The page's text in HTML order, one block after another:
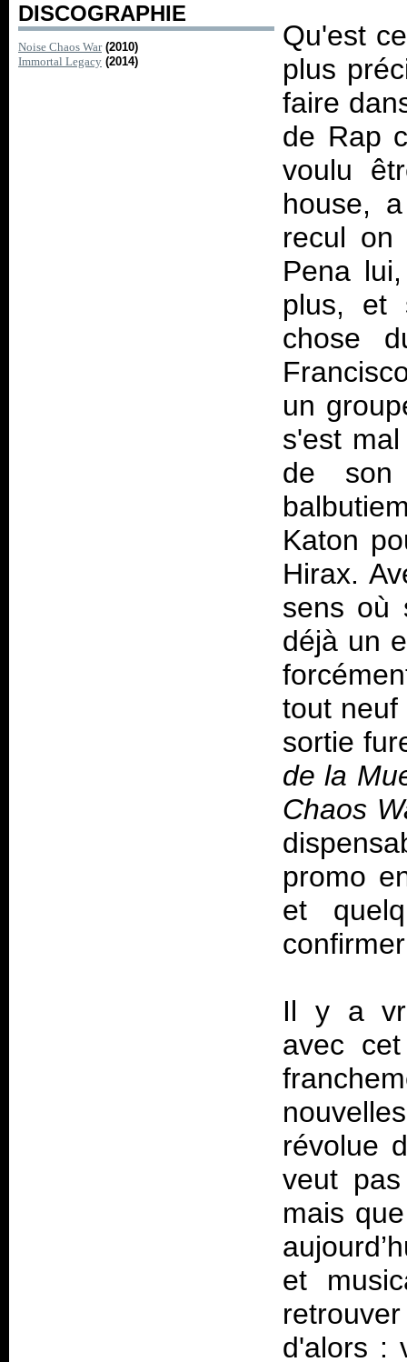
DISCOGRAPHIE
Noise Chaos War (2010)
Immortal Legacy (2014)
Qu'est
plus
faire
de Rap
voulu
house,
recul on
Pena
plus, et
chose
un
s'est
de son
Katon
Hirax.
sens où
déjà un
tout
sortie
de la
Chaos
promo
et
Il y a
avec
révolue
veut
mais
et
d'alors :